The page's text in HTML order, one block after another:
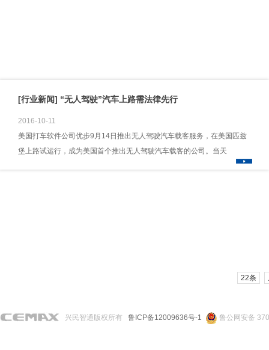
[行业新闻] “无人驾驶”汽车上路需法律先行
2016-10-11
美国打车软件公司优步9月14日推出无人驾驶汽车载客服务，在美国匹兹
堡上路试运行，成为美国首个推出无人驾驶汽车载客的公司。当天
22条
兴民智通版权所有 鲁ICP备12009636号-1 鲁公网安备